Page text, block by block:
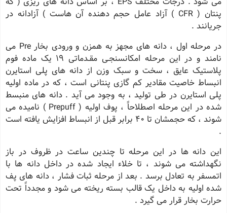
پنتان ( CFR ) آزاد عامل حجم دهنده آن هاست ) آزادانه در
جریانند .
در مرحله اول ، دانه های مجهز به همزن و ورودی بخار Pre می
نامند و در این مرحله امکانسنجـی مقـدماتی ١٩ یک ماده فوم
پلاستیک عایق ، سخت و سبک وزن از دانه های پلی استایرن
انبساط خاصیت مقادیر کم گازی پنتانی است ، که در ماده اولیه
پلی استایرن در طی تولید ، به وجود می آید . دانه های منبسط
شده در این مرحله اصطلاحاً ، پوف اولیه ( Prepuff ) نامیده می
شوند ، که حجمشان تا 40 برابر قبل از انبساط افزایش یافته است
.
این دانه ها در این مرحله تا چندین ساعت در ظروف در باز
نگهداشته می شوند ، تا خلاء ایجاد شده در داخل دانه ها با
اتمسفر به تعادل برسد . بعد از مرحله ثبات فشار ، دانه های پف
شده اولیه به داخل یک قالب بسته ریخته می شود و مجدداً تحت
حرارت بخار قرار می گیرد .